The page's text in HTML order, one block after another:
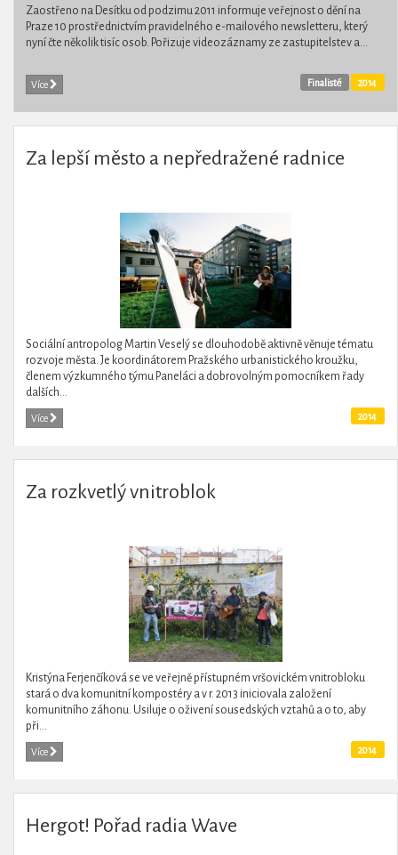
Zaostřeno na Desítku od podzimu 2011 informuje veřejnost o dění na
Praze 10 prostřednictvím pravidelného e-mailového newsletteru, který
nyní čte několik tisíc osob. Pořizuje videozáznamy ze zastupitelstev a...
Více 2014
Finalisté
Za lepší město a nepředražené radnice
Sociální antropolog Martin Veselý se dlouhodobě aktivně věnuje tématu
rozvoje města. Je koordinátorem Pražského urbanistického kroužku,
členem výzkumného týmu Paneláci a dobrovolným pomocníkem řady
dalších...
Více 2014
Za rozkvetlý vnitroblok
Kristýna Ferjenčíková se ve veřejně přístupném vršovickém vnitrobloku
stará o dva komunitní kompostéry a v r. 2013 iniciovala založení
komunitního záhonu. Usiluje o oživení sousedských vztahů a o to, aby
při...
Více 2014
Hergot! Pořad radia Wave